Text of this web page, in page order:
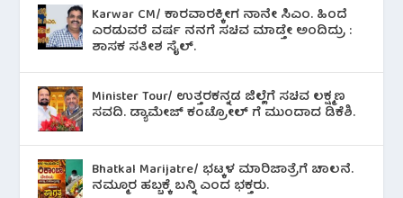
Karwar CM/ ಕಾರವಾರಕ್ಕೀಗ ನಾನೇ ಸಿಎಂ. ಹಿಂದೆ
ಎರಡುವರೆ ವರ್ಷ ನನಗೆ ಸಚಿವ ಮಾಡ್ತೇ ಅಂದಿದ್ರು :
ಶಾಸಕ ಸತೀಶ ಸೈಲ್.
Minister Tour/ ಉತ್ತರಕನ್ನಡ ಜಿಲ್ಲೆಗೆ ಸಚಿವ ಲಕ್ಷ್ಮಣ
ಸವದಿ. ಡ್ಯಾಮೇಜ್ ಕಂಟ್ರೋಲ್ ಗೆ ಮುಂದಾದ ಡಿಕೆಶಿ.
Bhatkal Marijatre/ ಭಟ್ಕಳ ಮಾರಿಜಾತ್ರೆಗೆ ಚಾಲನೆ.
ನಮ್ಮೂರ ಹಬ್ಬಕ್ಕೆ ಬನ್ನಿ ಎಂದ ಭಕ್ತರು.